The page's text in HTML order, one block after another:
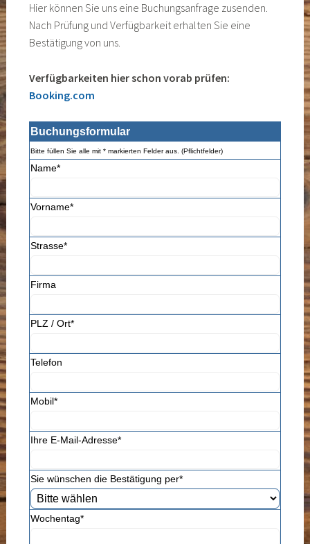
Hier können Sie uns eine Buchungsanfrage zusenden.
Nach Prüfung und Verfügbarkeit erhalten Sie eine
Bestätigung von uns.
Verfügbarkeiten hier schon vorab prüfen:
Booking.com
Buchungsformular
Bitte füllen Sie alle mit * markierten Felder aus. (Pflichtfelder)
Name*
Vorname*
Strasse*
Firma
PLZ / Ort*
Telefon
Mobil*
Ihre E-Mail-Adresse*
Sie wünschen die Bestätigung per*
Wochentag*